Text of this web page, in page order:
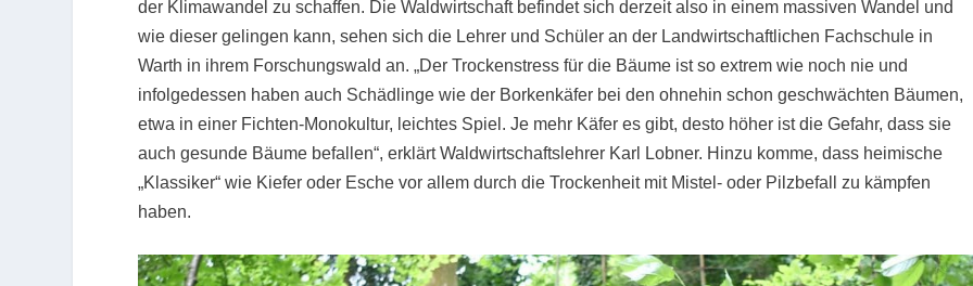
der Klimawandel zu schaffen. Die Waldwirtschaft befindet sich derzeit also in einem massiven Wandel und
wie dieser gelingen kann, sehen sich die Lehrer und Schüler an der Landwirtschaftlichen Fachschule in
Warth in ihrem Forschungswald an. „Der Trockenstress für die Bäume ist so extrem wie noch nie und
infolgedessen haben auch Schädlinge wie der Borkenkäfer bei den ohnehin schon geschwächten Bäumen,
etwa in einer Fichten-Monokultur, leichtes Spiel. Je mehr Käfer es gibt, desto höher ist die Gefahr, dass sie
auch gesunde Bäume befallen“, erklärt Waldwirtschaftslehrer Karl Lobner. Hinzu komme, dass heimische
„Klassiker“ wie Kiefer oder Esche vor allem durch die Trockenheit mit Mistel- oder Pilzbefall zu kämpfen
haben.